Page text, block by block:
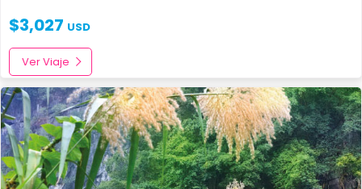
$3,027 USD
Ver Viaje